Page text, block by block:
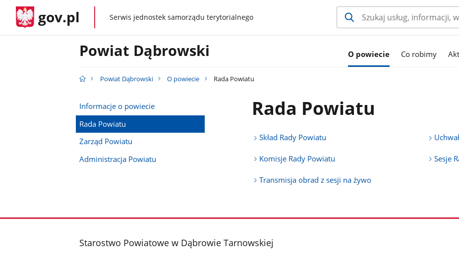
gov.pl gov.plSerwis jednostek samorządu terytorialnego
Powiat Dąbrowski O powiecie Co robimy
Powiat Dąbrowski O powiecie Rada Powiatu
Informacje o powiecie
Rada Powiatu
Zarząd Powiatu
Administracja Powiatu
Rada Powiatu
Skład Rady Powiatu
Komisje Rady Powiatu Sesje
Transmisja obrad z sesji na żywo
stopka
Starostwo Powiatowe w Dąbrowie Tarnowskiej